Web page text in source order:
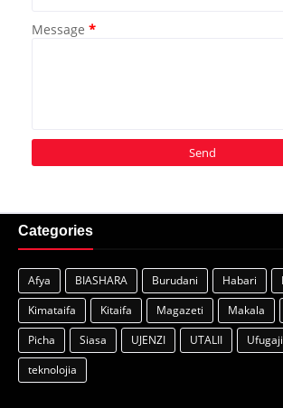
Message *
Categories
Afya BIASHARA Burudani Habari
Kimataifa
Kitaifa Magazeti Makala
Picha
Siasa UJENZI UTALII Ufugaji
teknolojia